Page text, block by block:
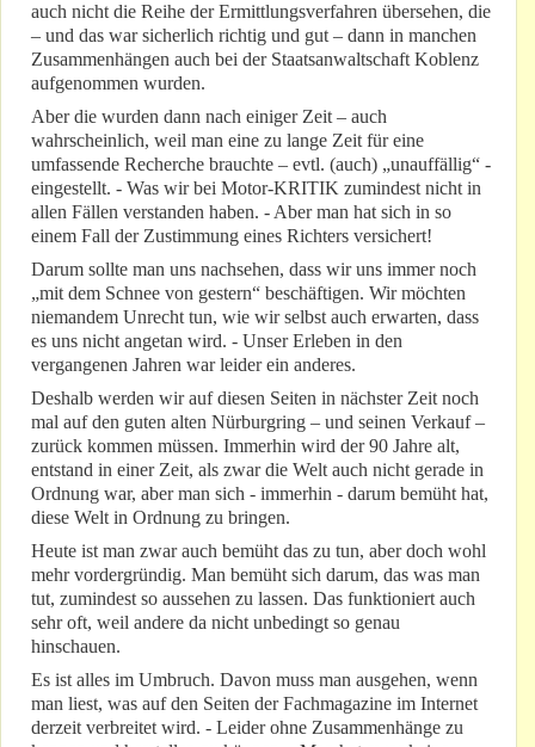
auch nicht die Reihe der Ermittlungsverfahren übersehen, die
– und das war sicherlich richtig und gut – dann in manchen
Zusammenhängen auch bei der Staatsanwaltschaft Koblenz
aufgenommen wurden.
Aber die wurden dann nach einiger Zeit – auch
wahrscheinlich, weil man eine zu lange Zeit für eine
umfassende Recherche brauchte – evtl. (auch) „unauffällig“ -
eingestellt. - Was wir bei Motor-KRITIK zumindest nicht in
allen Fällen verstanden haben. - Aber man hat sich in so
einem Fall der Zustimmung eines Richters versichert!
Darum sollte man uns nachsehen, dass wir uns immer noch
„mit dem Schnee von gestern“ beschäftigen. Wir möchten
niemandem Unrecht tun, wie wir selbst auch erwarten, dass
es uns nicht angetan wird. - Unser Erleben in den
vergangenen Jahren war leider ein anderes.
Deshalb werden wir auf diesen Seiten in nächster Zeit noch
mal auf den guten alten Nürburgring – und seinen Verkauf –
zurück kommen müssen. Immerhin wird der 90 Jahre alt,
entstand in einer Zeit, als zwar die Welt auch nicht gerade in
Ordnung war, aber man sich - immerhin - darum bemüht hat,
diese Welt in Ordnung zu bringen.
Heute ist man zwar auch bemüht das zu tun, aber doch wohl
mehr vordergründig. Man bemüht sich darum, das was man
tut, zumindest so aussehen zu lassen. Das funktioniert auch
sehr oft, weil andere da nicht unbedingt so genau
hinschauen.
Es ist alles im Umbruch. Davon muss man ausgehen, wenn
man liest, was auf den Seiten der Fachmagazine im Internet
derzeit verbreitet wird. - Leider ohne Zusammenhänge zu